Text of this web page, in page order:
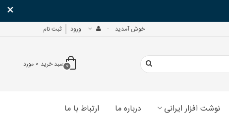
×
خوش آمدید ورود ثبت نام
0سبد خرید 0 مورد
نوشت افزار ایرانی درباره ما ارتباط با ما